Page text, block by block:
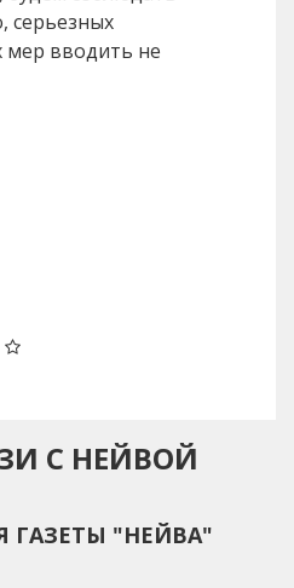
серьезных
мер вводить не
С НЕЙВОЙ
ГАЗЕТЫ "НЕЙВА"